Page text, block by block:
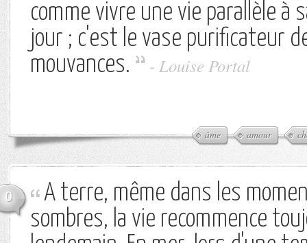
comme vivre une vie parallèle à
jour ; c'est le vase purificateur
mouvances.
- Louise Portal
âme amour
0
A terre, même dans les
sombres, la vie recommence